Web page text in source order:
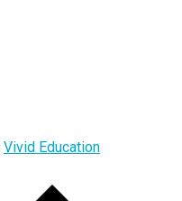
Vivid Education